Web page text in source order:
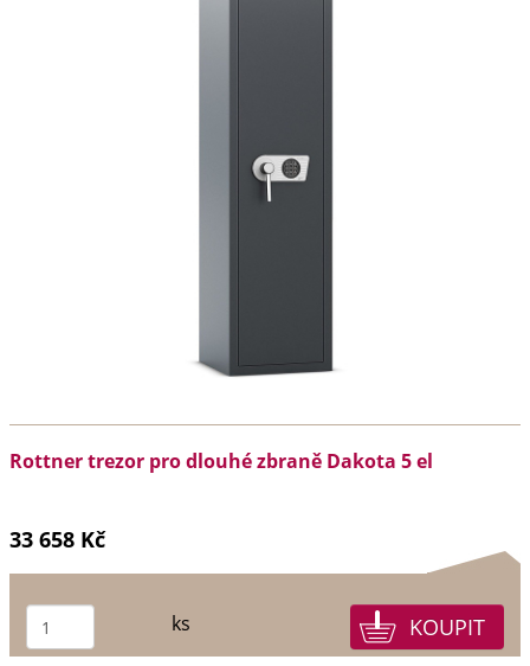
Rottner trezor pro dlouhé zbraně Dakota 5 el
33 658 Kč
ks